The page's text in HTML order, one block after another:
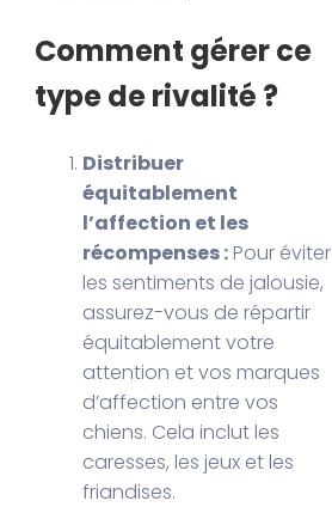
Comment gérer ce
type de rivalité ?
Distribuer
équitablement
l’affection et les
récompenses : Pour éviter
les sentiments de jalousie,
assurez-vous de répartir
équitablement votre
attention et vos marques
d’affection entre vos
chiens. Cela inclut les
caresses, les jeux et les
friandises.